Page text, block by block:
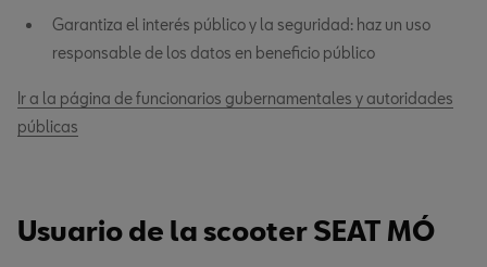
Garantiza el interés público y la seguridad: haz un uso
responsable de los datos en beneficio público
Ir a la página de funcionarios gubernamentales y autoridades
públicas
Usuario de la scooter SEAT MÓ